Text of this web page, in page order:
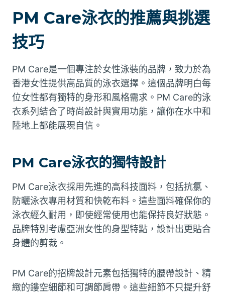
PM Care泳衣的推薦與挑選
技巧
PM Care是一個專注於女性泳裝的品牌，致力於為
香港女性提供高品質的泳衣選擇。這個品牌明白每
位女性都有獨特的身形和風格需求。PM Care的泳
衣系列結合了時尚設計與實用功能，讓你在水中和
陸地上都能展現自信。
PM Care泳衣的獨特設計
PM Care泳衣採用先進的高科技面料，包括抗氯、
防曬泳衣專用材質和快乾布料。這些面料確保你的
泳衣經久耐用，即使經常使用也能保持良好狀態。
品牌特別考慮亞洲女性的身型特點，設計出更貼合
身體的剪裁。
PM Care的招牌設計元素包括獨特的腰帶設計、精
緻的鏤空細節和可調節肩帶。這些細節不只提升舒